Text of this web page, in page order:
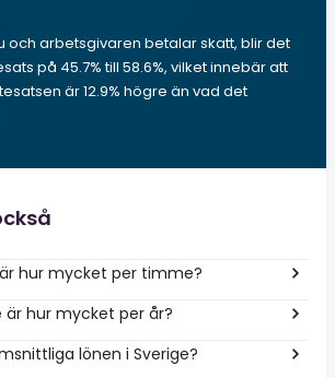
och arbetsgivaren betalar skatt, blir det
på 45.7% till 58.6%, vilket innebär att
är 12.9% högre än vad det
är hur mycket per timme?
hur mycket per år?
lönen i Sverige?